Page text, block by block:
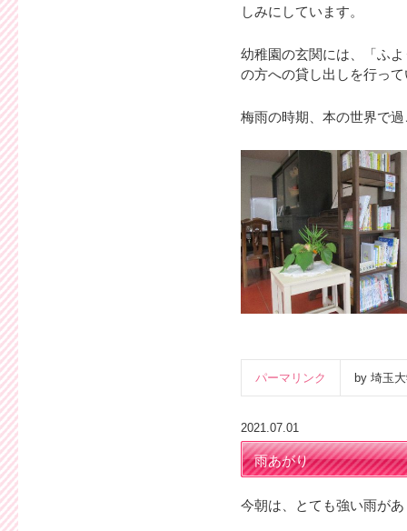
しみにしています。
幼稚園の玄関には、「ふ
の方への貸し出しを行っ
梅雨の時期、本の世界で
パーマリンク by 埼玉
2021.07.01
雨あがり
今朝は、とても強い雨が